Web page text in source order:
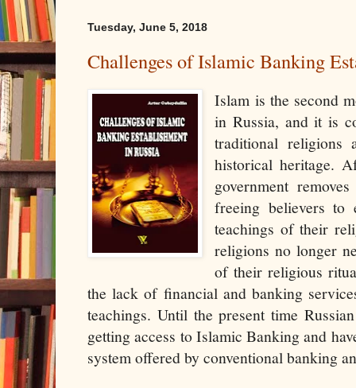
Tuesday, June 5, 2018
Challenges of Islamic Banking
Islam is the second
in Russia, and it is
traditional religions
historical heritage.
government
freeing believers to
teachings of their
religions no longer
of their religious
the lack of financial and banking
teachings. Until the present time
getting access to Islamic Banking and
system offered by conventional banking